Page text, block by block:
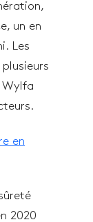
un en
Les
Wylfa
en
2020